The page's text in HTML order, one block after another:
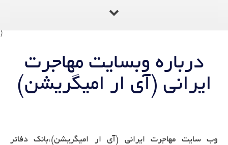
}
درباره وبسایت مهاجرت
ایرانی (آی ار امیگریشن)
وب سایت مهاجرت ایرانی (آی ار امیگریشن)،بانک دفاتر